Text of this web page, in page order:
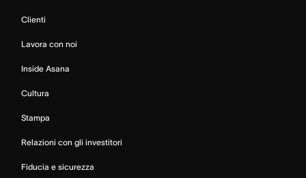
Clienti
Lavora con noi
Inside Asana
Cultura
Stampa
Relazioni con gli investitori
Fiducia e sicurezza